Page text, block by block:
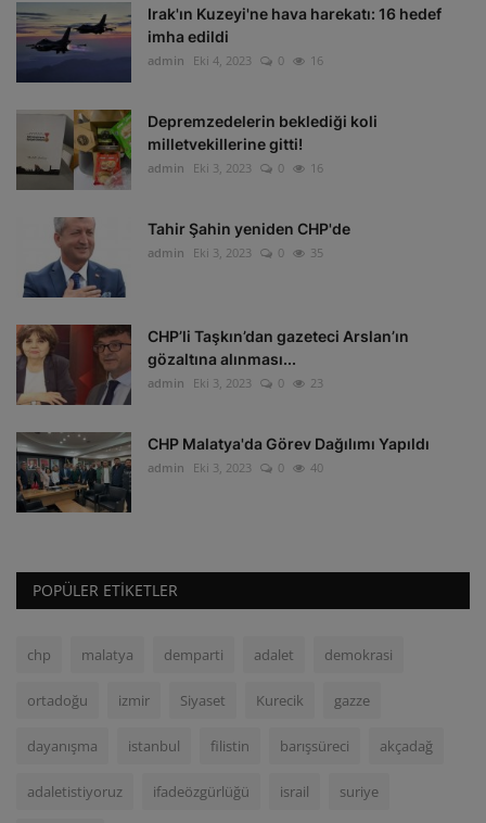
Irak'ın Kuzeyi'ne hava harekatı: 16 hedef
imha edildi
admin Eki 4, 2023 0 16
Depremzedelerin beklediği koli
milletvekillerine gitti!
admin Eki 3, 2023 0 16
Tahir Şahin yeniden CHP'de
admin Eki 3, 2023 0 35
CHP’li Taşkın’dan gazeteci Arslan’ın
gözaltına alınması...
admin Eki 3, 2023 0 23
CHP Malatya'da Görev Dağılımı Yapıldı
admin Eki 3, 2023 0 40
POPÜLER ETIKETLER
chp malatya demparti adalet demokrasi
ortadoğu izmir Siyaset Kurecik gazze
dayanışma istanbul filistin barışsüreci akçadağ
adaletistiyoruz ifadeözgürlüğü israil suriye